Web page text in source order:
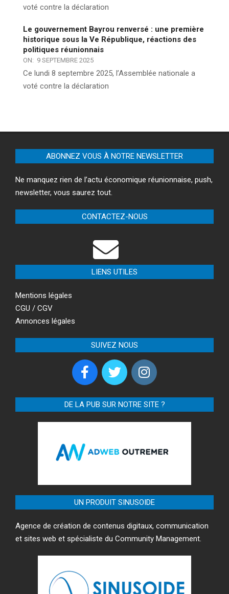
voté contre la déclaration
Le gouvernement Bayrou renversé : une première
historique sous la Ve République, réactions des
politiques réunionnais
ON: 9 SEPTEMBRE 2025
Ce lundi 8 septembre 2025, l’Assemblée nationale a
voté contre la déclaration
ABONNEZ VOUS À NOTRE NEWSLETTER
Ne manquez rien de l’actu économique réunionnaise, push,
newsletter, vous saurez tout.
CONTACTEZ-NOUS
LIENS UTILES
Mentions légales
CGU / CGV
Annonces légales
SUIVEZ NOUS
DE LA PUB SUR NOTRE SITE ?
UN PRODUIT SINUSOIDE
Agence de création de contenus digitaux, communication
et sites web et spécialiste du Community Management.